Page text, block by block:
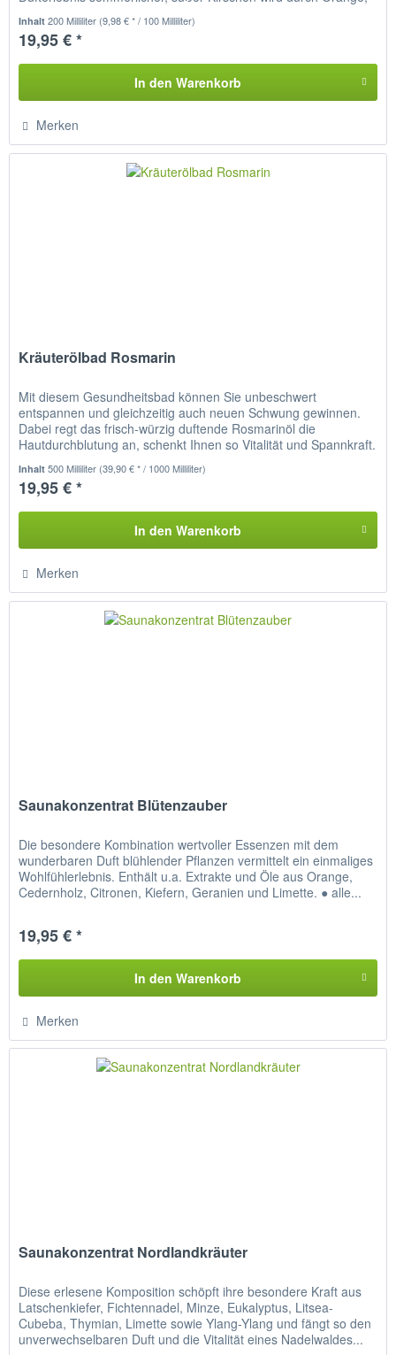
Inhalt200 Milliliter (9,98 € * / 100 Milliliter)
19,95 € *
In den Warenkorb
Merken
Kräuterölbad Rosmarin
Mit diesem Gesundheitsbad können Sie unbeschwert
entspannen und gleichzeitig auch neuen Schwung gewinnen.
Dabei regt das frisch-würzig duftende Rosmarinöl die
Hautdurchblutung an, schenkt Ihnen so Vitalität und Spannkraft.
Inhalt500 Milliliter (39,90 € * / 1000 Milliliter)
19,95 € *
In den Warenkorb
Merken
Saunakonzentrat Blütenzauber
Die besondere Kombination wertvoller Essenzen mit dem
wunderbaren Duft blühlender Pflanzen vermittelt ein einmaliges
Wohlfühlerlebnis. Enthält u.a. Extrakte und Öle aus Orange,
Cedernholz, Citronen, Kiefern, Geranien und Limette. ● alle...
19,95 € *
In den Warenkorb
Merken
Saunakonzentrat Nordlandkräuter
Diese erlesene Komposition schöpft ihre besondere Kraft aus
Latschenkiefer, Fichtennadel, Minze, Eukalyptus, Litsea-
Cubeba, Thymian, Limette sowie Ylang-Ylang und fängt so den
unverwechselbaren Duft und die Vitalität eines Nadelwaldes...